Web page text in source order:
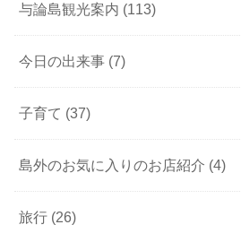
与論島観光案内 (113)
今日の出来事 (7)
子育て (37)
島外のお気に入りのお店紹介 (4)
旅行 (26)